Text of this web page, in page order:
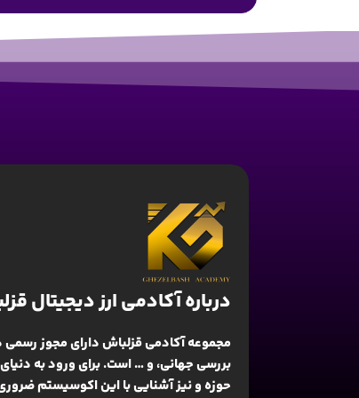
درباره آکادمی ارز دیجیتال
مجموعه آکادمی قزلباش دارای مجوز رسمی
بررسی جهانی، و … است. برای ورود به
حوزه و نیز آشنایی با این اکوسیستم